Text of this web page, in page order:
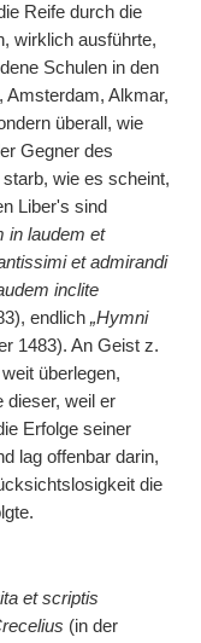
Reife durch die
wirklich ausführte,
Schulen in den
Amsterdam, Alkmar,
überall, wie
Gegner des
wie es scheint,
Liber's sind
in laudem et
et admirandi
inclite
endlich „Hymni
1483). An Geist z.
überlegen,
dieser, weil er
Erfolge seiner
lag offenbar darin,
die
et scriptis
(in der